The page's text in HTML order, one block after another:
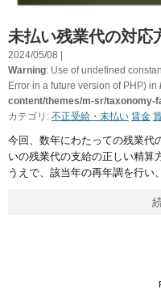
未払い残業代の対応
2024/05/08 |
Warning: Use of undefined
Error in a future version of PHP) in
content/themes/m-sr/taxonomy-
カテゴリ: 不正受給・未払い 賃金
今回、数年にわたっての残業代
いの残業代の支給の正しい精算
うえで、該当年の再年調を行い